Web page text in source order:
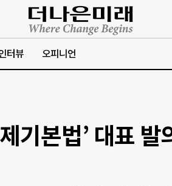
터뷰 오피니언
기본법’ 대표